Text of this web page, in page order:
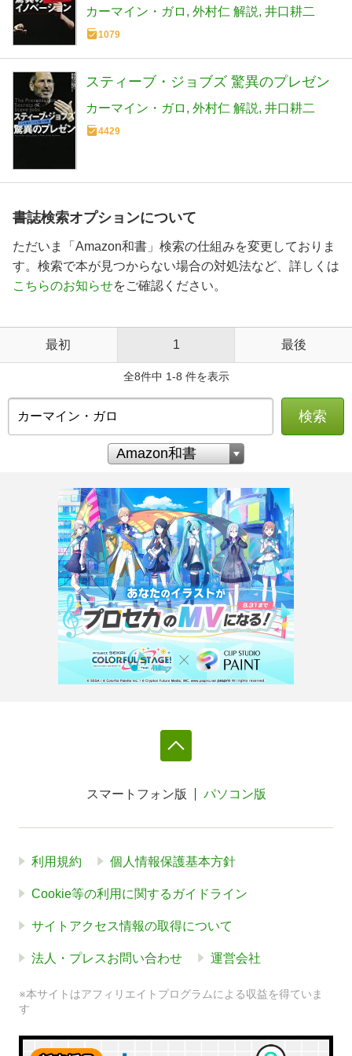
カーマイン・ガロ 外村仁 解説 井口耕二
1079
スティーブ・ジョブズ 驚異のプレゼン
カーマイン・ガロ 外村仁 解説 井口耕二
4429
書誌検索オプションについて
ただいま「Amazon和書」検索の仕組みを変更しておりま
す。検索で本が見つからない場合の対処法など、詳しくは
こちらのお知らせをご確認ください。
最初 1 最後
全8件中 1-8 件を表示
検索
スマートフォン版 パソコン版
利用規約 個人情報保護基本方針
Cookie等の利用に関するガイドライン
サイトアクセス情報の取得について
法人・プレスお問い合わせ 運営会社
※本サイトはアフィリエイトプログラムによる収益を得ていま
す